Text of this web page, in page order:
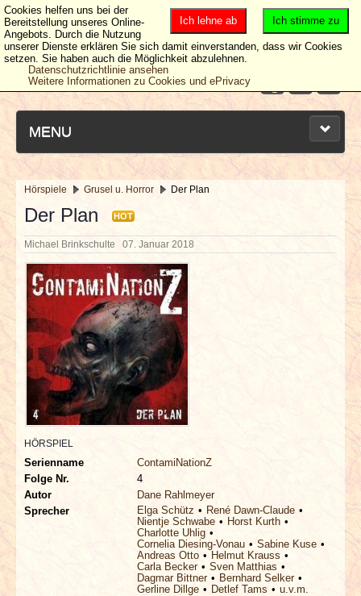
MENU
NEUESTE ARTIKEL
NEWS & DATES
BERICHTE
VERLOSUNGEN
INTERVIEWS
SPECIALS
REDAKTION
LINKS
Hörspiele Grusel u. Horror Der Plan
Der Plan HOT
Michael Brinkschulte 07. Januar 2018
HÖRSPIEL
Serienname
ContamiNationZ
Folge Nr.
4
Autor
Dane Rahlmeyer
Sprecher
Elga Schütz
René Dawn-Claude
Nientje Schwabe
Horst Kurth
Charlotte Uhlig
Cornelia Diesing-Vonau
Sabine Kuse
Andreas Otto
Helmut Krauss
Carla Becker
Sven Matthias
Dagmar Bittner
Bernhard Selker
Gerline Dillge
Detlef Tams
u.v.m.
Ich stimme zu
Ich lehne ab
Cookies helfen uns bei der
Bereitstellung unseres Online-
Angebots. Durch die Nutzung
unserer Dienste erklären Sie sich damit einverstanden, dass wir Cookies
setzen. Sie haben auch die Möglichkeit abzulehnen.
Datenschutzrichtlinie ansehen
Weitere Informationen zu Cookies und ePrivacy